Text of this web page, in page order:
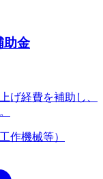
助金
げ経費を補助し、
作機械等）